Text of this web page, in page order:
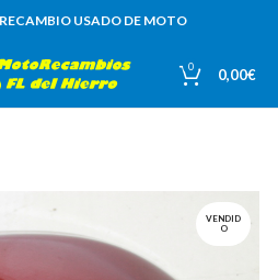
USADO DE MOTO
0 0,00€
VENDID
O